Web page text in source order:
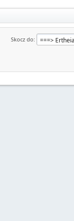
Skocz do